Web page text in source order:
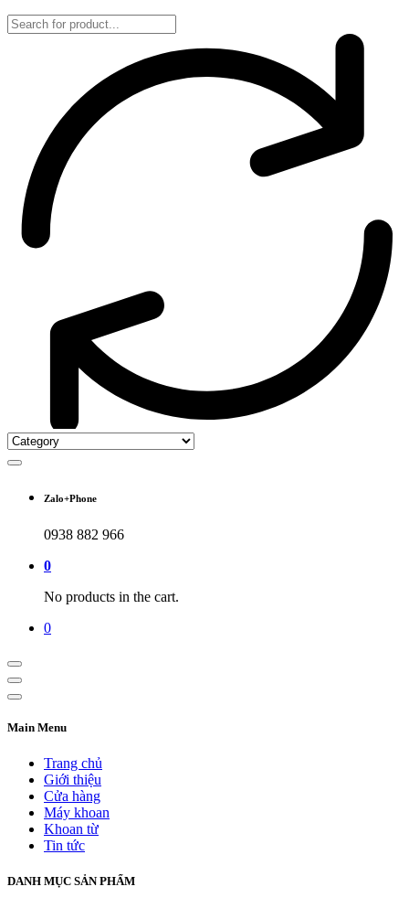
Zalo+Phone
0938 882 966
0
No products in the cart.
0
Main Menu
Trang chủ
Giới thiệu
Cửa hàng
Máy khoan
Khoan từ
Tin tức
DANH MỤC SẢN PHẨM